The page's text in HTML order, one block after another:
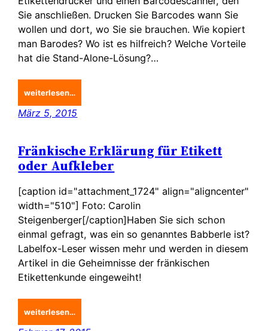
Sie anschließen. Drucken Sie Barcodes wann Sie
wollen und dort, wo Sie sie brauchen. Wie kopiert
man Barodes? Wo ist es hilfreich? Welche Vorteile
hat die Stand-Alone-Lösung?…
weiterlesen…
März 5, 2015
Fränkische Erklärung für Etikett
oder Aufkleber
[caption id="attachment_1724" align="aligncenter"
width="510"] Foto: Carolin
Steigenberger[/caption]Haben Sie sich schon
einmal gefragt, was ein so genanntes Babberle ist?
Labelfox-Leser wissen mehr und werden in diesem
Artikel in die Geheimnisse der fränkischen
Etikettenkunde eingeweiht!
weiterlesen…